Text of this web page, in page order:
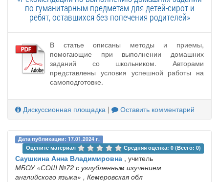
по гуманитарным предметам для детей-сирот и
ребят, оставшихся без попечения родителей»
В статье описаны методы и приемы,
помогающие при выполнении домашних
заданий со школьником. Авторами
представлены условия успешной работы на
самоподготовке.
Дискуссионная площадка | Оставить комментарий
Дата публикации: 17.01.2024 г.
Оцените материал
Средняя оценка: 0 (Всего: 0)
Саушкина Анна Владимировна , учитель
МБОУ «СОШ №72 с углубленным изучением
английского языка» , Кемеровская обл